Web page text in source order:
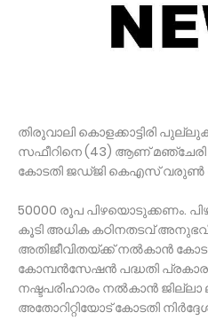
തിരുവാലി കൊളക്കാട്ടിരി
സഫീറിനെ (43) ആണ്
കോടതി ജഡ്ജി കെഎസ് വരുണ്‍
50000 രൂപ പിഴയൊടുക്കണം.
കൂടി അധിക കഠിനതടവ്
അതിജീവിതയ്ക്ക് നല്‍കാൻ
കോമ്പൻസേഷൻ പദ്ധതി
നഷ്ടപരിഹാരം നല്‍കാൻ
അതോറിറ്റിയോട് കോടതി